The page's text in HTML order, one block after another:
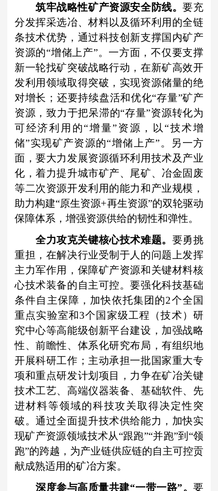
筑牢战略性矿产资源安全防线。要充
分发挥采选冶、材料以及循环利用的全链
条技术优势，通过科技创新支撑国内矿产
资源的“增储上产”。一方面，不仅要支撑
新一轮找矿突破战略行动，在新矿高效开
发利用领域取得突破，实现资源储量的绝
对增长；还要持续盘活和优化“存量”矿产
资源，致力于把呆滞的“存量”资源转化为
可经济利用的“增量”资源，以“技术增
储”实现矿产资源的“增储上产”。另一方
面，要大力发展资源循环利用技术及产业
化，着力提升城市矿产、尾矿、冶金固废
等二次资源开发利用的能力和产业规模，
助力构建“原生资源+再生资源”的双轮驱动
保障体系，增强资源供给的韧性和弹性。
全力攻克关键核心技术难题。 要勇挑
重担，在解决行业受制于人的问题上发挥
主力军作用，保障矿产资源和关键材料核
心技术装备的自主可控。要强化科技基础
条件自主保障，加快依托集团的2个全国
重点实验室和3个国家级工程（技术）研
究中心等高能级创新平台建设，加强战略
性、前瞻性、体系化研究布局，有组织地
开展科研工作；主动承担一批国家重大专
项和重点研发计划项目，力争在矿冶关键
技术工艺、高端仪器装备、基础软件、先
进材料等领域的科技攻关取得决定性突
破。通过全面提升技术供给能力，加快实
现矿产资源领域技术从“跟跑”“并跑”到“领
跑”的跨越，为产业链供应链的自主可控贡
献成熟适用的矿冶方案。
深度参与高质量共建“一带一路”。 要